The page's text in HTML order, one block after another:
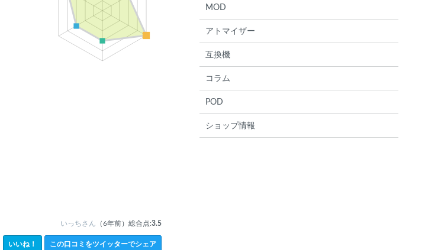
いっちさん （6年前） 総合点:3.5
いいね！ この口コミをツイッターでシェア
MOD
アトマイザー
互換機
コラム
POD
ショップ情報
検索する